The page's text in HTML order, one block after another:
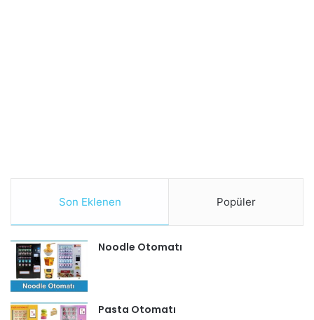
Son Eklenen Popüler
Noodle Otomatı
Pasta Otomatı